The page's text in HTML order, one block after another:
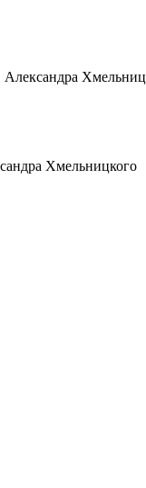
Александра
Хмельницкого